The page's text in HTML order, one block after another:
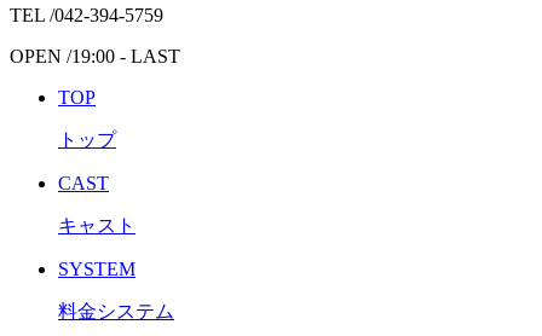
TEL /042-394-5759
OPEN /19:00 - LAST
TOP
トップ
CAST
キャスト
SYSTEM
料金システム